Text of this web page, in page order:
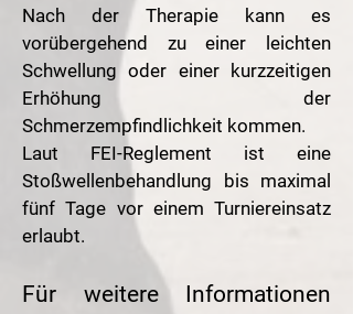
Nach der Therapie kann es
vorübergehend zu einer leichten
Schwellung oder einer kurzzeitigen
Erhöhung der
Schmerzempfindlichkeit kommen.
Laut FEI-Reglement ist eine
Stoßwellenbehandlung bis maximal
fünf Tage vor einem Turniereinsatz
erlaubt.
Für weitere Informationen